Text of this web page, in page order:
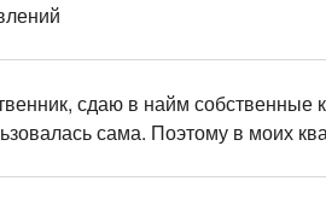
сдаю в найм собственные
сама. Поэтому в моих